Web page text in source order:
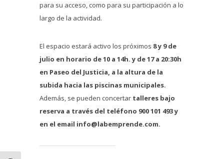
para su acceso, como para su participación a lo
largo de la actividad.
El espacio estará activo los próximos 8 y 9 de
julio en horario de 10 a 14h. y de 17 a 20:30h
en Paseo del Justicia, a la altura de la
subida hacia las piscinas municipales.
Además, se pueden concertar talleres bajo
reserva a través del teléfono 900 101 493 y
en el email info@labemprende.com.